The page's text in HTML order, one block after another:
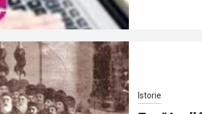
Istorie